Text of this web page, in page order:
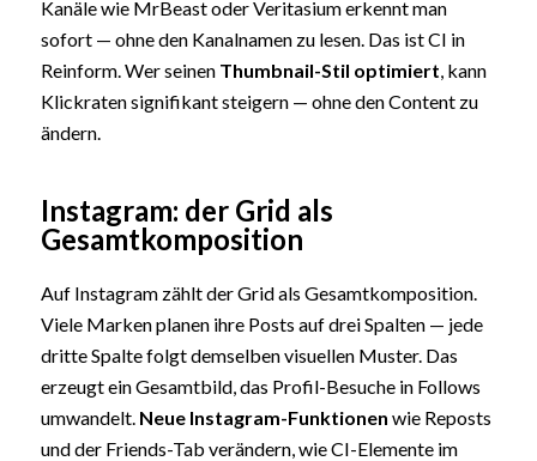
Kanäle wie MrBeast oder Veritasium erkennt man
sofort — ohne den Kanalnamen zu lesen. Das ist CI in
Reinform. Wer seinen Thumbnail-Stil optimiert, kann
Klickraten signifikant steigern — ohne den Content zu
ändern.
Instagram: der Grid als
Gesamtkomposition
Auf Instagram zählt der Grid als Gesamtkomposition.
Viele Marken planen ihre Posts auf drei Spalten — jede
dritte Spalte folgt demselben visuellen Muster. Das
erzeugt ein Gesamtbild, das Profil-Besuche in Follows
umwandelt. Neue Instagram-Funktionen wie Reposts
und der Friends-Tab verändern, wie CI-Elemente im